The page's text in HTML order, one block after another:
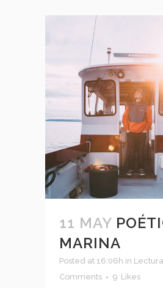
11 MAY
MARINA
Posted at 16:06h in Lectura
Comments
9 Likes